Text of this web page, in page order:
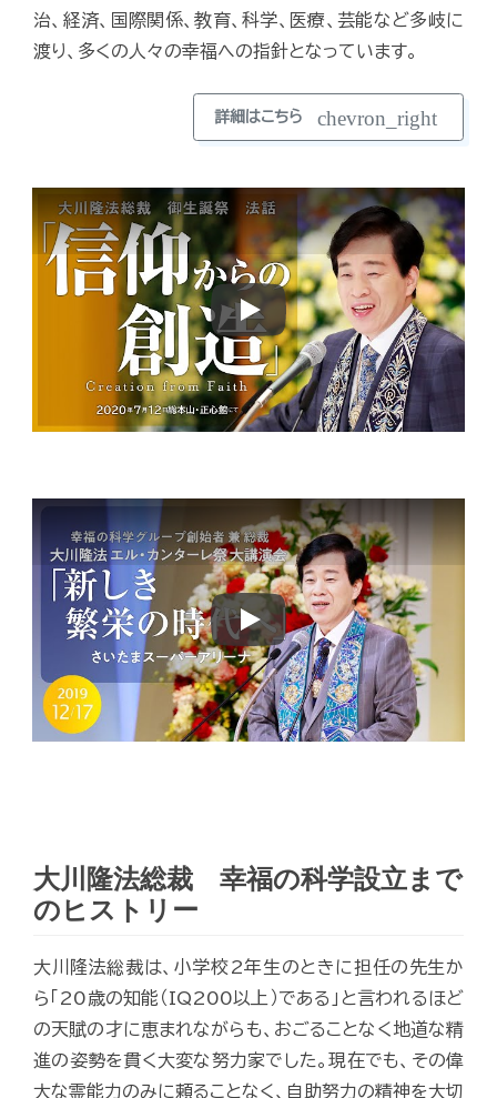
治、経済、国際関係、教育、科学、医療、芸能など多岐に
渡り、多くの人々の幸福への指針となっています。
詳細はこちら chevron_right
Play
Play
大川隆法総裁 幸福の科学設立まで
のヒストリー
大川隆法総裁は、小学校2年生のときに担任の先生か
ら「20歳の知能（IQ200以上）である」と言われるほど
の天賦の才に恵まれながらも、おごることなく地道な精
進の姿勢を貫く大変な努力家でした。現在でも、その偉
大な霊能力のみに頼ることなく、自助努力の精神を大切